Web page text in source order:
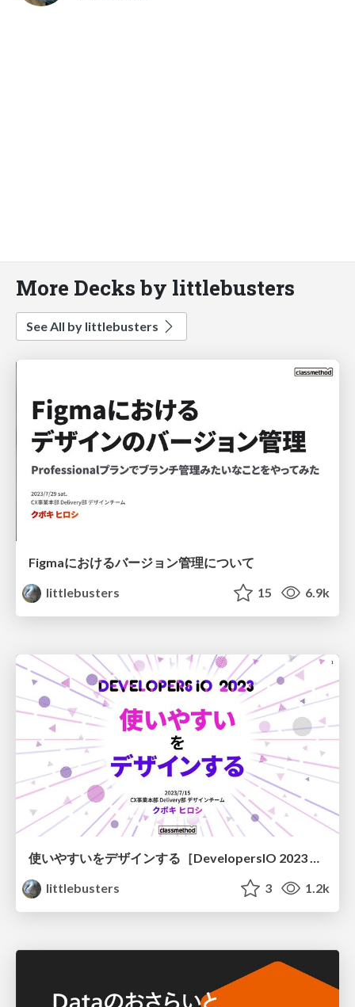
More Decks by littlebusters
See All by littlebusters
Figmaにおけるバージョン管理について
littlebusters
15 6.9k
littlebusters
3 1.2k